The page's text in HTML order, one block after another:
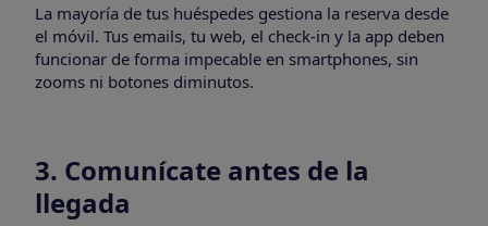
La mayoría de tus huéspedes gestiona la reserva desde
el móvil. Tus emails, tu web, el check-in y la app deben
funcionar de forma impecable en smartphones, sin
zooms ni botones diminutos.
3. Comunícate antes de la
llegada